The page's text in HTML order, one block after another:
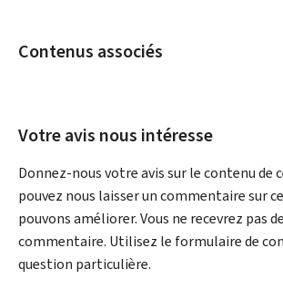
Contenus associés
Votre avis nous intéresse
Donnez-nous votre avis sur le contenu de
pouvez nous laisser un commentaire sur
pouvons améliorer. Vous ne recevrez pas
commentaire. Utilisez le formulaire de
question particulière.